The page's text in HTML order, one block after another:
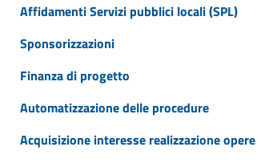
Affidamenti Servizi pubblici locali (SPL)
Sponsorizzazioni
Finanza di progetto
Automatizzazione delle procedure
Acquisizione interesse realizzazione